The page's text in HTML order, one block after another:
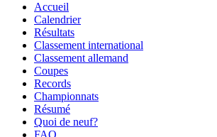
Accueil
Calendrier
Résultats
Classement international
Classement allemand
Coupes
Records
Championnats
Résumé
Quoi de neuf?
FAQ